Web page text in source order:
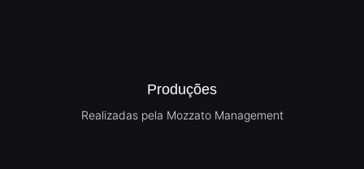
Produções
Realizadas pela Mozzato Management